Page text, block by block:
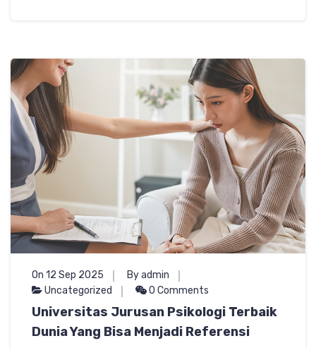
On 12 Sep 2025
By admin
Uncategorized
0 Comments
Universitas Jurusan Psikologi Terbaik
Dunia Yang Bisa Menjadi Referensi